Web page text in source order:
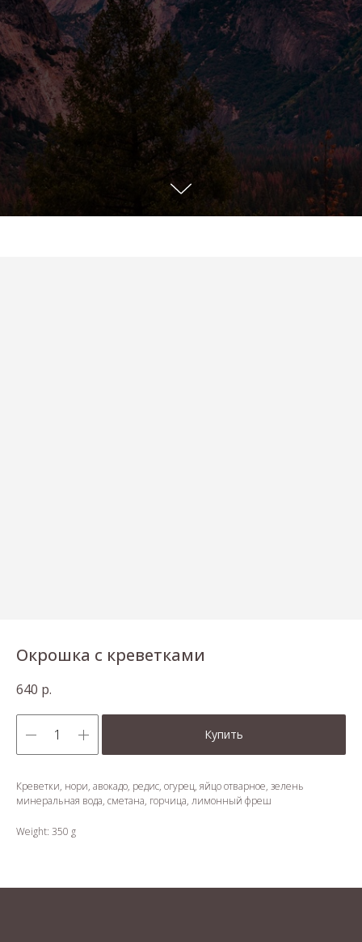
Окрошка с креветками
640 р.
Купить
Креветки, нори, авокадо, редис, огурец, яйцо отварное, зелень
минеральная вода, сметана, горчица, лимонный фреш
Weight: 350 g